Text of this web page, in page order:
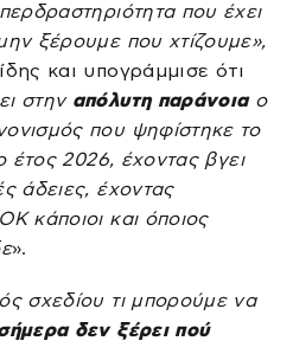
που έχει
ξέρουμε που χτίζουμε»,
και υπογράμμισε ότι
στηναπόλυτη παράνοιαο
που ψηφίστηκε το
έτος 2026, έχοντας βγει
άδειες, έχοντας
κάποιοι και όποιος
».
σχεδίου τι μπορούμε να
δεν ξέρει πού